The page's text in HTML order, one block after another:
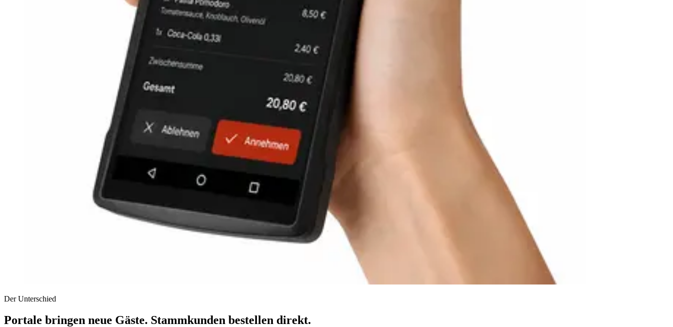
Der Unterschied
Portale bringen neue Gäste. Stammkunden bestellen direkt.